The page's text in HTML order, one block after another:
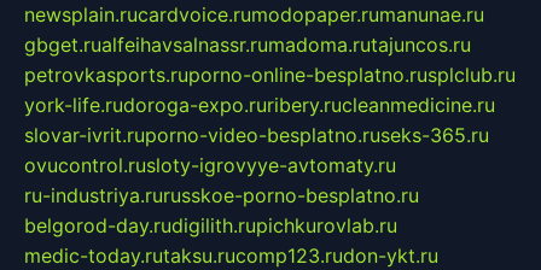
newsplain.rucardvoice.rumodopaper.rumanunae.ru
gbget.rualfeihavsalnassr.rumadoma.rutajuncos.ru
petrovkasports.ruporno-online-besplatno.rusplclub.ru
york-life.rudoroga-expo.ruribery.rucleanmedicine.ru
slovar-ivrit.ruporno-video-besplatno.ruseks-365.ru
ovucontrol.rusloty-igrovyye-avtomaty.ru
ru-industriya.rurusskoe-porno-besplatno.ru
belgorod-day.rudigilith.rupichkurovlab.ru
medic-today.rutaksu.rucomp123.rudon-ykt.ru